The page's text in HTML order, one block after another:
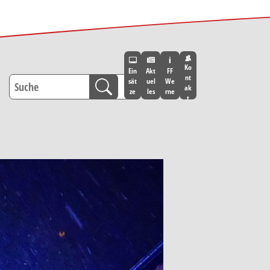
Ein
sät
ze
Akt
uel
les
FF
We
rne
Ko
nt
ak
t